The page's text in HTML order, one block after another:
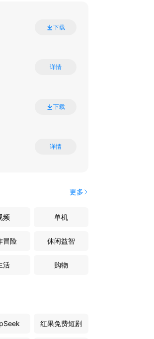
下载
详情
下载
详情
更多
频 单机
冒险 休闲益智
活 购物
红果免费短剧